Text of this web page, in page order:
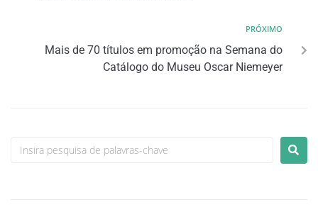
PRÓXIMO
Mais de 70 títulos em promoção na Semana do
Catálogo do Museu Oscar Niemeyer